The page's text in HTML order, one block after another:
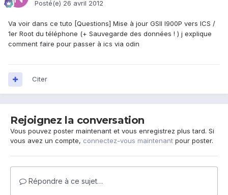
Posté(e) 26 avril 2012
Va voir dans ce tuto [Questions] Mise à jour GSII I900P vers ICS /
1er Root du téléphone (+ Sauvegarde des données ! ) j explique
comment faire pour passer à ics via odin
Citer
Rejoignez la conversation
Vous pouvez poster maintenant et vous enregistrez plus tard. Si
vous avez un compte, connectez-vous maintenant pour poster.
Répondre à ce sujet…